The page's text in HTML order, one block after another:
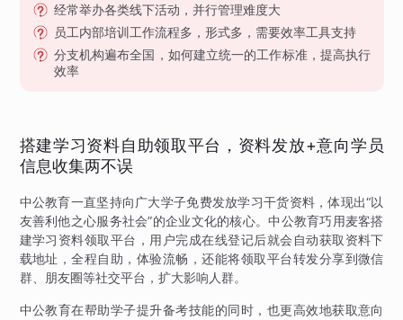
经常举办各类线下活动，并行管理难度大
员工内部培训工作流程多，形式多，需要效率工具支持
分支机构遍布全国，如何建立统一的工作标准，提高执行
效率
搭建学习资料自助领取平台，资料发放+意向学员
信息收集两不误
中公教育一直坚持向广大学子免费发放学习干货资料，体现出“以
友善利他之心服务社会”的企业文化的核心。中公教育巧用麦客搭
建学习资料领取平台，用户完成在线登记后就会自动获取资料下
载地址，全程自助，体验流畅，还能将领取平台转发分享到微信
群、朋友圈等社交平台，扩大影响人群。
中公教育在帮助学子提升备考技能的同时，也更高效地获取意向